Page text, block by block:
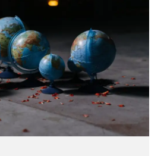
Avvocato Rizzo, si sono
sulla percezione della
risparmi? Parto da una
John Ioannidis, noto
di epidemiologia e...